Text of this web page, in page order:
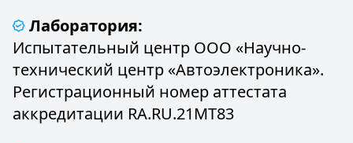
Лаборатория:
Испытательный центр ООО «Научно-
технический центр «Автоэлектроника».
Регистрационный номер аттестата
аккредитации RA.RU.21MT83